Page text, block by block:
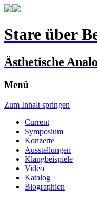
Stare über
Ästhetische
Menü
Zum Inhalt springen
Current
Symposium
Konzerte
Ausstellungen
Klangbeispiele
Video
Katalog
Biographien